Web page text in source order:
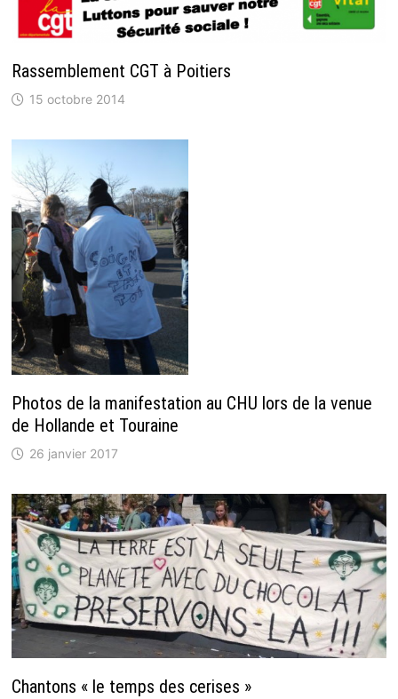
Rassemblement CGT à Poitiers
15 octobre 2014
Photos de la manifestation au CHU lors de la venue
de Hollande et Touraine
26 janvier 2017
Chantons « le temps des cerises »